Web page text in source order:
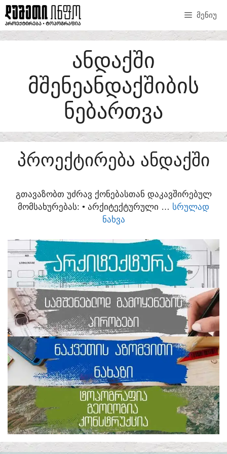
SKIP
TO
CONTENT
ᲛᲔᲜᲘᲣ
ᲐᲜᲓᲐᲥᲨᲘ
ᲛᲨᲔᲜᲔᲐᲜᲓᲐᲥᲨᲘᲑᲘᲡ
ᲜᲔᲑᲐᲠᲗᲕᲐ
ᲞᲠᲝᲔᲥᲢᲘᲠᲔᲑᲐ ᲐᲜᲓᲐᲥᲨᲘ
ᲒᲗᲐᲕᲐᲖᲝᲑᲗ ᲣᲫᲠᲐᲕ ᲥᲝᲜᲔᲑᲐᲡᲗᲐᲜ ᲓᲐᲙᲐᲕᲨᲘᲠᲔᲑᲣᲚ
ᲛᲝᲛᲡᲐᲮᲣᲠᲔᲑᲐᲡ:​ • ᲐᲠᲥᲘᲢᲔᲥᲢᲣᲠᲣᲚᲘ … ᲡᲠᲣᲚᲐᲓ
ᲜᲐᲮᲕᲐ